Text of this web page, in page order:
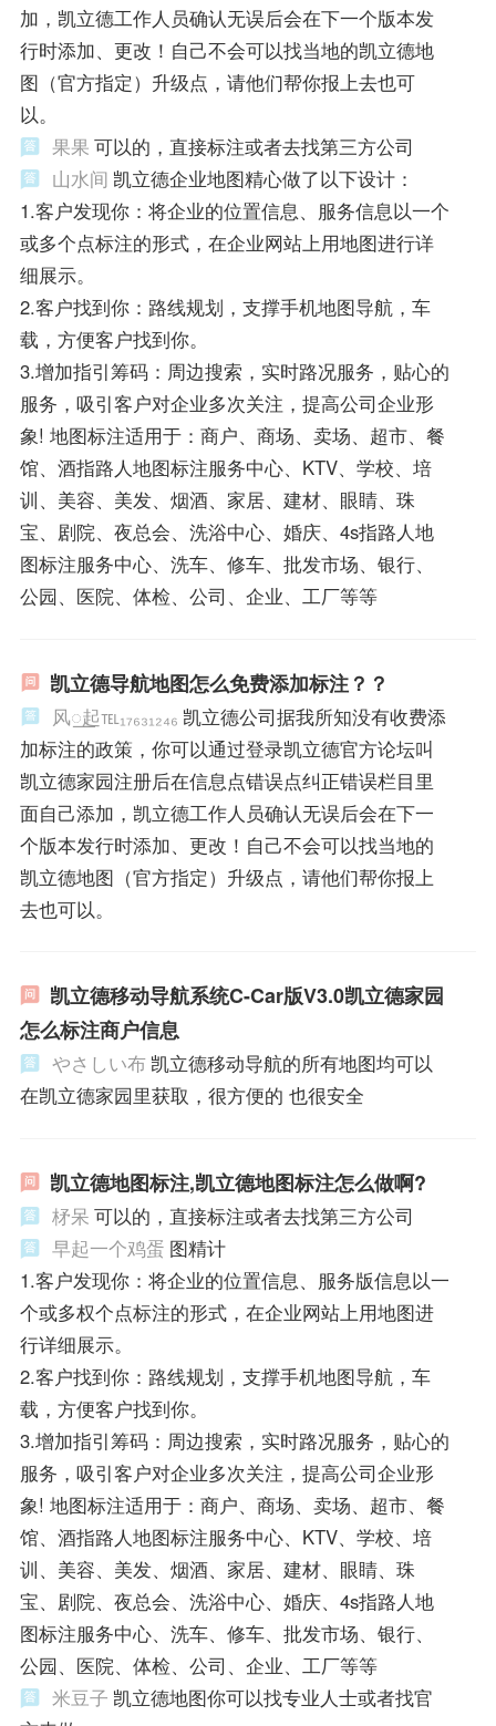
加，凯立德工作人员确认无误后会在下一个版本发
行时添加、更改！自己不会可以找当地的凯立德地
图（官方指定）升级点，请他们帮你报上去也可
以。
果果 可以的，直接标注或者去找第三方公司
山水间 凯立德企业地图精心做了以下设计：
1.客户发现你：将企业的位置信息、服务信息以一个
或多个点标注的形式，在企业网站上用地图进行详
细展示。
2.客户找到你：路线规划，支撑手机地图导航，车
载，方便客户找到你。
3.增加指引筹码：周边搜索，实时路况服务，贴心的
服务，吸引客户对企业多次关注，提高公司企业形
象! 地图标注适用于：商户、商场、卖场、超市、餐
馆、酒指路人地图标注服务中心、KTV、学校、培
训、美容、美发、烟酒、家居、建材、眼睛、珠
宝、剧院、夜总会、洗浴中心、婚庆、4s指路人地
图标注服务中心、洗车、修车、批发市场、银行、
公园、医院、体检、公司、企业、工厂等等
凯立德导航地图怎么免费添加标注？？
风꯭起℡₁₇₆₃₁₂₄₆ 凯立德公司据我所知没有收费添
加标注的政策，你可以通过登录凯立德官方论坛叫
凯立德家园注册后在信息点错误点纠正错误栏目里
面自己添加，凯立德工作人员确认无误后会在下一
个版本发行时添加、更改！自己不会可以找当地的
凯立德地图（官方指定）升级点，请他们帮你报上
去也可以。
凯立德移动导航系统C-Car版V3.0凯立德家园
怎么标注商户信息
やさしい布 凯立德移动导航的所有地图均可以
在凯立德家园里获取，很方便的 也很安全
凯立德地图标注,凯立德地图标注怎么做啊?
柕呆 可以的，直接标注或者去找第三方公司
早起一个鸡蛋 图精计
1.客户发现你：将企业的位置信息、服务版信息以一
个或多权个点标注的形式，在企业网站上用地图进
行详细展示。
2.客户找到你：路线规划，支撑手机地图导航，车
载，方便客户找到你。
3.增加指引筹码：周边搜索，实时路况服务，贴心的
服务，吸引客户对企业多次关注，提高公司企业形
象! 地图标注适用于：商户、商场、卖场、超市、餐
馆、酒指路人地图标注服务中心、KTV、学校、培
训、美容、美发、烟酒、家居、建材、眼睛、珠
宝、剧院、夜总会、洗浴中心、婚庆、4s指路人地
图标注服务中心、洗车、修车、批发市场、银行、
公园、医院、体检、公司、企业、工厂等等
米豆子 凯立德地图你可以找专业人士或者找官